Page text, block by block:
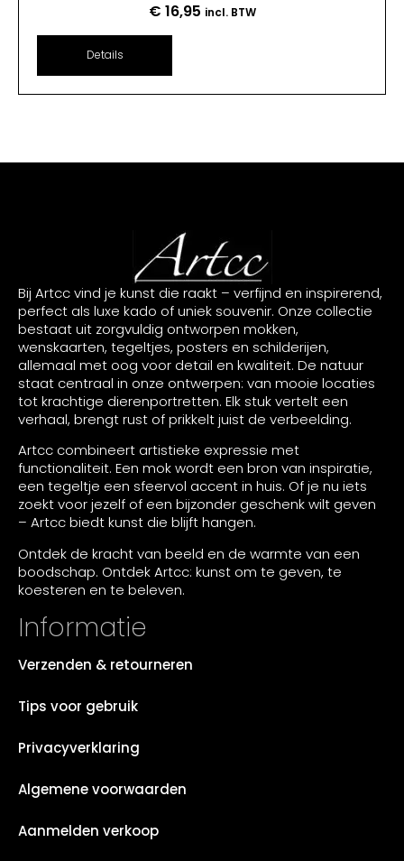
€ 16,95 incl. BTW
Details
Bij Artcc vind je kunst die raakt – verfijnd en inspirerend,
perfect als luxe kado of uniek souvenir. Onze collectie
bestaat uit zorgvuldig ontworpen mokken,
wenskaarten, tegeltjes, posters en schilderijen,
allemaal met oog voor detail en kwaliteit. De natuur
staat centraal in onze ontwerpen: van mooie locaties
tot krachtige dierenportretten. Elk stuk vertelt een
verhaal, brengt rust of prikkelt juist de verbeelding.
Artcc combineert artistieke expressie met
functionaliteit. Een mok wordt een bron van inspiratie,
een tegeltje een sfeervol accent in huis. Of je nu iets
zoekt voor jezelf of een bijzonder geschenk wilt geven
– Artcc biedt kunst die blijft hangen.
Ontdek de kracht van beeld en de warmte van een
boodschap. Ontdek Artcc: kunst om te geven, te
koesteren en te beleven.
Informatie
Verzenden & retourneren
Tips voor gebruik
Privacyverklaring
Algemene voorwaarden
Aanmelden verkoop